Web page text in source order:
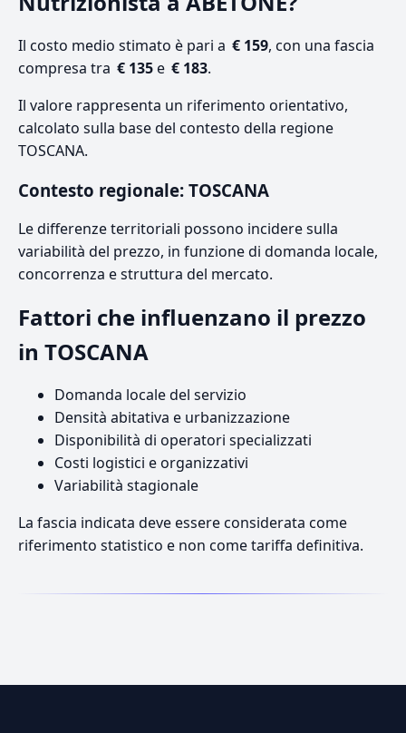
Il costo medio stimato è pari a € 159, con una fascia
compresa tra € 135e € 183.
Il valore rappresenta un riferimento orientativo,
calcolato sulla base del contesto della regione
TOSCANA.
Contesto regionale: TOSCANA
Le differenze territoriali possono incidere sulla
variabilità del prezzo, in funzione di domanda locale,
concorrenza e struttura del mercato.
Fattori che influenzano il prezzo
in TOSCANA
Domanda locale del servizio
Densità abitativa e urbanizzazione
Disponibilità di operatori specializzati
Costi logistici e organizzativi
Variabilità stagionale
La fascia indicata deve essere considerata come
riferimento statistico e non come tariffa definitiva.